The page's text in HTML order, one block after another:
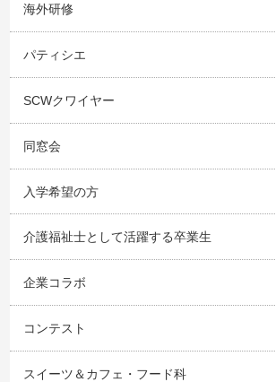
海外研修
パティシエ
SCWクワイヤー
同窓会
入学希望の方
介護福祉士として活躍する卒業生
企業コラボ
コンテスト
スイーツ＆カフェ・フード科